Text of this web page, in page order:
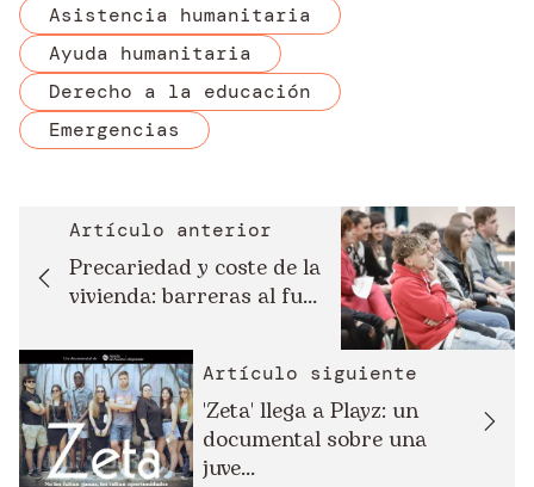
Asistencia humanitaria
Ayuda humanitaria
Derecho a la educación
Emergencias
Artículo anterior
Precariedad y coste de la
vivienda: barreras al fu...
Artículo siguiente
'Zeta' llega a Playz: un
documental sobre una
juve...